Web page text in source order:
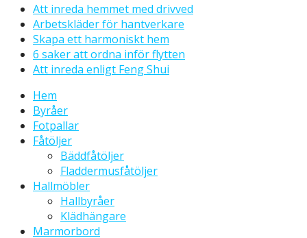
Att inreda hemmet med drivved
Arbetskläder för hantverkare
Skapa ett harmoniskt hem
6 saker att ordna inför flytten
Att inreda enligt Feng Shui
Hem
Byråer
Fotpallar
Fåtöljer
Bäddfåtöljer
Fladdermusfåtöljer
Hallmöbler
Hallbyråer
Klädhängare
Marmorbord